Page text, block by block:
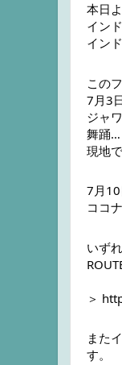
本日
イン
イン
この
7月3
ジャ
舞踊…
現地
7月
ココ
いず
＞
また
す。